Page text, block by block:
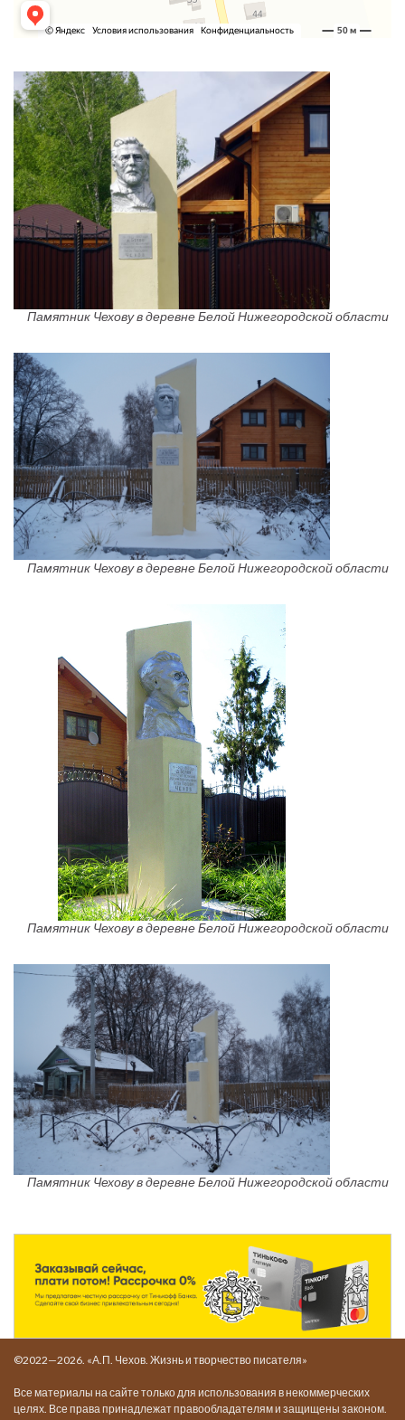
Памятник Чехову в деревне Белой Нижегородской области
Памятник Чехову в деревне Белой Нижегородской области
Памятник Чехову в деревне Белой Нижегородской области
Памятник Чехову в деревне Белой Нижегородской области
©2022—2026. «А.П. Чехов. Жизнь и творчество писателя»
Все материалы на сайте только для использования в некоммерческих
целях. Все права принадлежат правообладателям и защищены законом.